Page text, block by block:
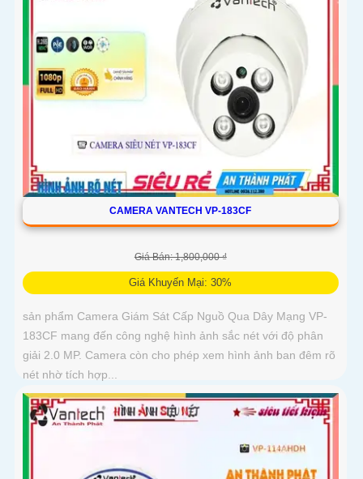
CAMERA VANTECH VP-183CF
Giá Bán: 1,800,000 ₫
Giá Khuyến Mại: 30%
sản phẩm Camera Giám Sát Cấp Nguồ Qua Dây Mạng VP-
183CF mang đến công nghệ hình ảnh sắc nét với độ phân
giải 2.0 MP. Camera còn cho phép xem hình ảnh ban đêm rõ
nét nhờ tích hợp...